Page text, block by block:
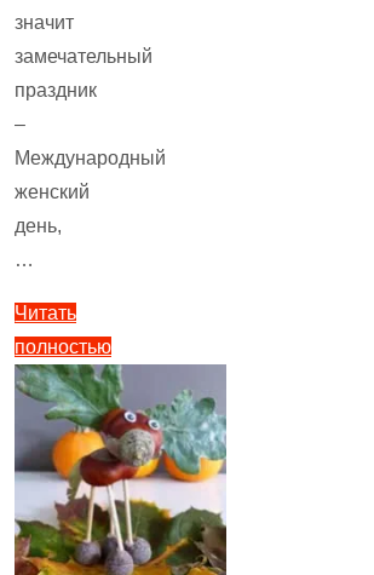
значит
замечательный
праздник
–
Международный
женский
день,
…
Читать
полностью
"Поделки
8
Марта
в
садик